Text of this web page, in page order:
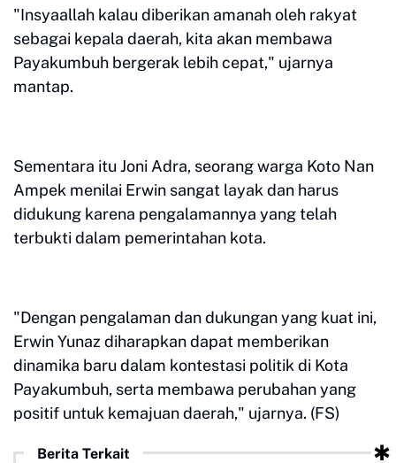
"Insyaallah kalau diberikan amanah oleh rakyat
sebagai kepala daerah, kita akan membawa
Payakumbuh bergerak lebih cepat," ujarnya
mantap.
Sementara itu Joni Adra, seorang warga Koto Nan
Ampek menilai Erwin sangat layak dan harus
didukung karena pengalamannya yang telah
terbukti dalam pemerintahan kota.
"Dengan pengalaman dan dukungan yang kuat ini,
Erwin Yunaz diharapkan dapat memberikan
dinamika baru dalam kontestasi politik di Kota
Payakumbuh, serta membawa perubahan yang
positif untuk kemajuan daerah," ujarnya. (FS)
Berita Terkait